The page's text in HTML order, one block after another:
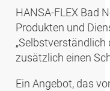
HANSA‑FLEX Bad
Produkten und
zusätzlich einen
Ein Angebot, das